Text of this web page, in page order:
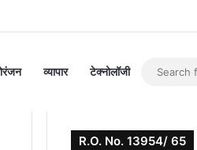
व्यापार टेक्नोलॉजी
R.O. No. 13954/ 65